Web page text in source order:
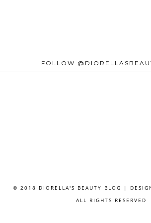
FOLLOW
© 2018 DIORELLA'S BEAUTY BLOG |
ALL RIGHTS RESERVED